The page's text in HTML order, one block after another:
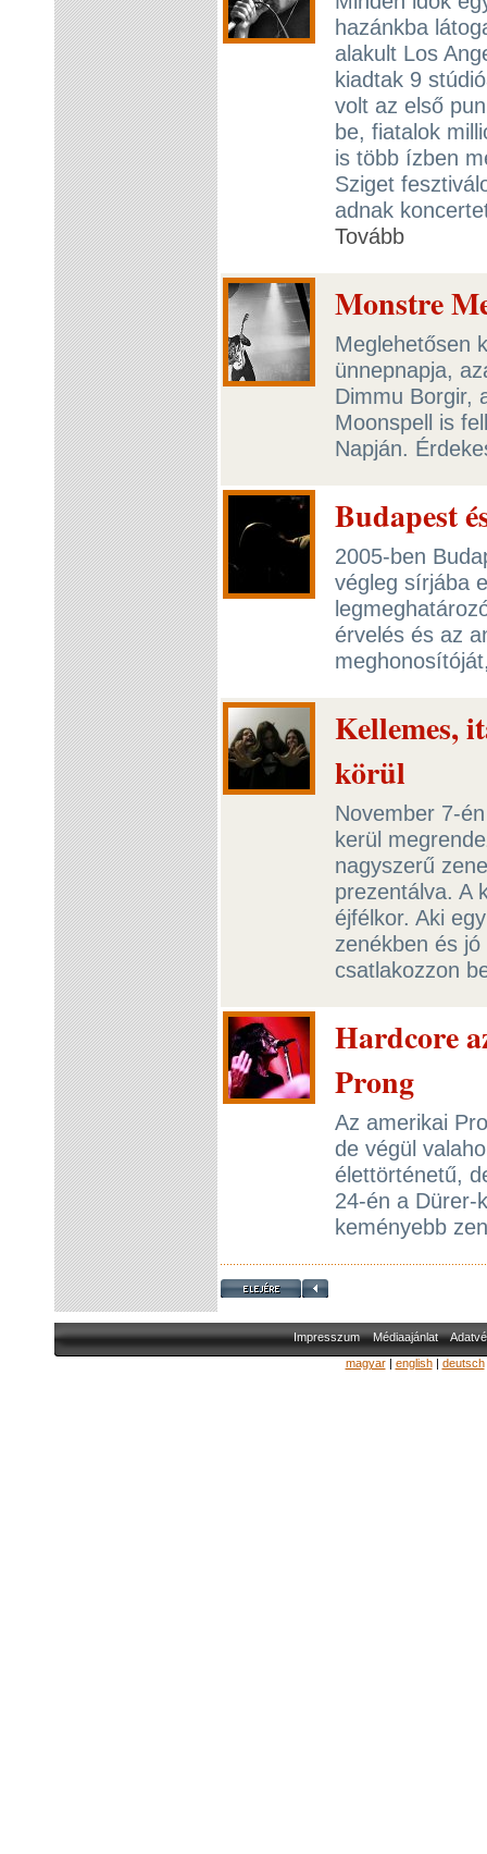
hazánkba
alakult Los
kiadtak 9
volt az első
be, fiatalok
is több ízben
Sziget
adnak
Tovább
Monstre
Meglehetősen
ünnepnapja,
Dimmu Borgir,
Moonspell is
Napján.
Budapest
2005-ben
végleg sírjába
érvelés és az
Kellemes,
körül
November 7-
kerül
nagyszerű
prezentálva. A
éjfélkor. Aki
zenékben és
csatlakozzon
Hardcore
Prong
Az amerikai
de végül
élettörténetű,
24-én a Dürer-
keményebb
Impresszum Médiaajánlat
magyar| english| deutsch